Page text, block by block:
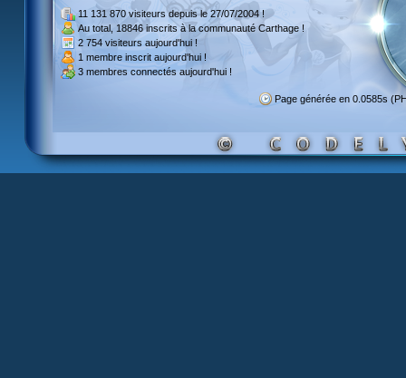
11 131 870 visiteursdepuis le 27/07/2004 !
Au total, 18846 inscritsà la communauté Carthage !
2 754 visiteurs aujourd'hui !
1 membre inscrit aujourd'hui !
3 membres connectés aujourd'hui !
Page générée en 0.0585s